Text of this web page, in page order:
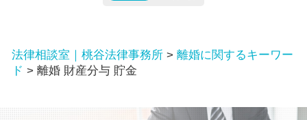
法律相談室｜桃谷法律事務所 > 離婚に関するキーワー
ド > 離婚 財産分与 貯金